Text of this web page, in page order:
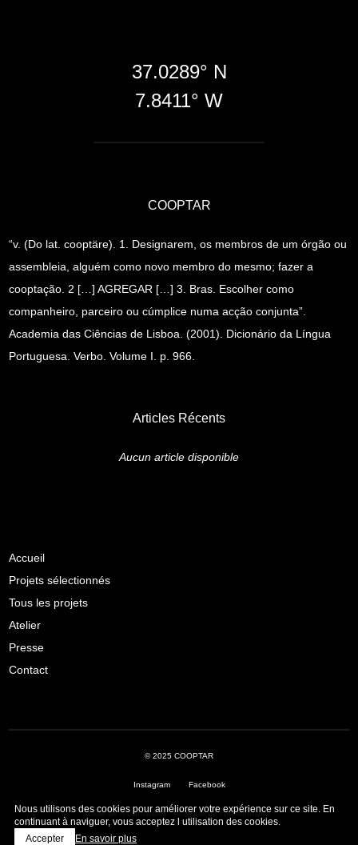
37.0289° N
7.8411° W
COOPTAR
“v. (Do lat. cooptäre). 1. Designarem, os membros de um órgão ou
assembleia, alguém como novo membro do mesmo; fazer a
cooptação. 2 […] AGREGAR […] 3. Bras. Escolher como
companheiro, parceiro ou cúmplice numa acção conjunta”.
Academia das Ciências de Lisboa. (2001). Dicionário da Língua
Portuguesa. Verbo. Volume I. p. 966.
Articles Récents
Aucun article disponible
Accueil
Projets sélectionnés
Tous les projets
Atelier
Presse
Contact
© 2025 COOPTAR
Instagram Facebook
Livre de réclamations· Politique de confidentialité
Nous utilisons des cookies pour améliorer votre expérience sur ce site. En
continuant à naviguer, vous acceptez l utilisation des cookies.
Accepter
En savoir plus